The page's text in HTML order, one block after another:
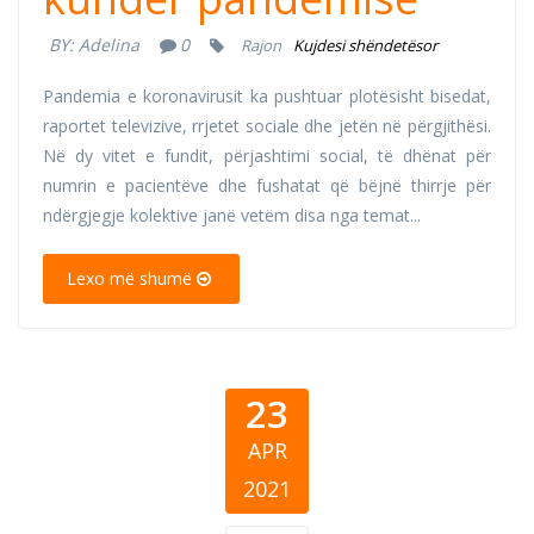
BY:Adelina 0 Rajon Kujdesi shëndetësor
Pandemia e koronavirusit ka pushtuar plotësisht bisedat,
raportet televizive, rrjetet sociale dhe jetën në përgjithësi.
Në dy vitet e fundit, përjashtimi social, të dhënat për
numrin e pacientëve dhe fushatat që bëjnë thirrje për
ndërgjegje kolektive janë vetëm disa nga temat...
Lexo më shumë
23
APR
2021